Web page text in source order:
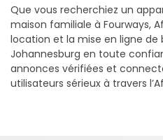
Que vous recherchiez un
maison familiale à Fourways,
location et la mise en ligne de
Johannesburg en toute
annonces vérifiées et
utilisateurs sérieux à travers